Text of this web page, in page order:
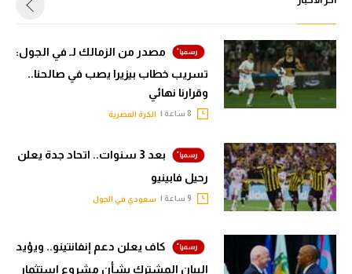
مصدر من الزمالك لـ في الجول:
تسريب خطاب بيزيرا يصب في صالحنا..
وقرارنا نهائي
الكرة المصرية
بعد 3 سنوات.. اتحاد جدة يعلن
رحيل فابينيو
سعودي في الجول
كاف يعلن دعم إنفانتينو.. ويؤيد
البيان المشترك بشأن مشروع استثمار